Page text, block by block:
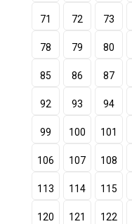
71 72 73
78 79 80
85 86 87
92 93 94
99 100 101
106 107 108
113 114 115
120 121 122